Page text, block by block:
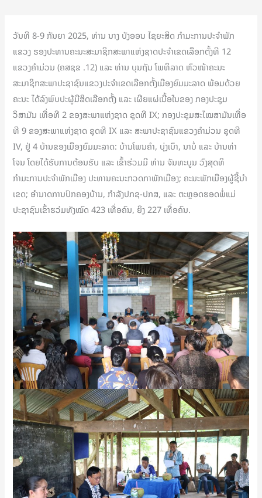
ວັນທີ 8-9 ກັນຍາ 2025, ທ່ານ ນາງ ບັງອອນ ໄຊຍະສິດ ກຳມະການປະຈຳພັກ
ແຂວງ ຮອງປະທານຄະນະສະມາຊິກສະພາແຫ່ງຊາດປະຈໍາເຂດເລືອກຕັ້ງທີ 12
ແຂວງຄໍາມ່ວນ (ຄສຊຂ .12) ແລະ ທ່ານ ບຸນຖັນ ໂພທິລາດ ຫົວໜ້າຄະນະ
ສະມາຊິກສະພາປະຊາຊົນແຂວງປະຈຳເຂດເລືອກຕັ້ງເມືອງຍົມມະລາດ ພ້ອມດ້ວຍ
ຄະນະ ໄດ້ລົງພົບປະຜູ້ມີສິດເລືອກຕັ້ງ ແລະ ເຜີຍແຜ່ເນື້ອໃນຂອງ ກອງປະຊຸມ
ວິສາມັນ ເທື່ອທີ 2 ຂອງສະພາແຫ່ງຊາດ ຊຸດທີ IX; ກອງປະຊຸມສະໄໝສາມັນເທື່ອ
ທີ 9 ຂອງສະພາແຫ່ງຊາດ ຊຸດທີ IX ແລະ ສະພາປະຊາຊົນແຂວງຄຳມ່ວນ ຊຸດທີ
IV, ຢູ່ 4 ບ້ານຂອງເມືອງຍົມມະລາດ: ບ້ານໂພນຄຳ, ບຸ່ງເບົາ, ນາບໍ່ ແລະ ບ້ານທ່າ
ໂຈນ ໂດຍໄດ້ຮັບການຕ້ອນຮັບ ແລະ ເຂົ້າຮ່ວມມີ ທ່ານ ຈັນທະບູນ ວົງສຸດທິ
ກຳມະການປະຈຳພັກເມືອງ ປະທານຄະນະກວດກາພັກເມືອງ; ຄະນະພັກເມືອງຜູ້ຊີ້ນຳ
ເຂດ; ອຳນາດການປົກຄອງບ້ານ, ກຳລັງປກຊ-ປກສ, ແລະ ຕະຫຼອດຮອດພໍ່ແມ່
ປະຊາຊົນເຂົ້າຮວ່ມທັງໝົດ 423 ເທື່ອຄົນ, ຍິງ 227 ເທື່ອຄົນ.